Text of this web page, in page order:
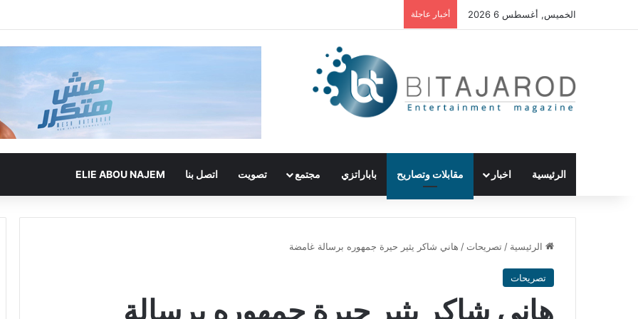
الخميس, أغسطس 6 2026 أخبار عاجلة
الرئيسية اخبار مقابلات وتصاريح باباراتزي مجتمع تصويت اتصل بنا ELIE ABOU NAJEM
الرئيسية / تصريحات / هاني شاكر يثير حيرة جمهوره برسالة غامضة
تصريحات
هاني شاكر يثير حيرة جمهوره برسالة